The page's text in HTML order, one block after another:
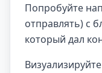
Попробуйте
отправлять) с
который дал